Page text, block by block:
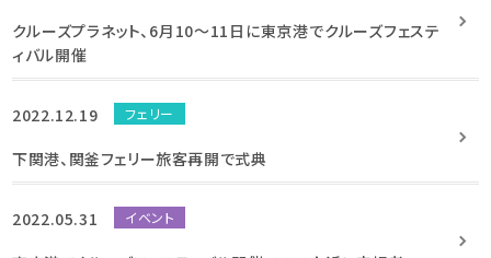
クルーズプラネット、6月10～11日に東京港でクルーズフェステ
ィバル開催
2022.12.19 フェリー
下関港、関釜フェリー旅客再開で式典
2022.05.31 イベント